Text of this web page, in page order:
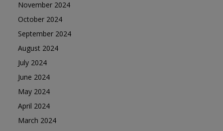
November 2024
October 2024
September 2024
August 2024
July 2024
June 2024
May 2024
April 2024
March 2024